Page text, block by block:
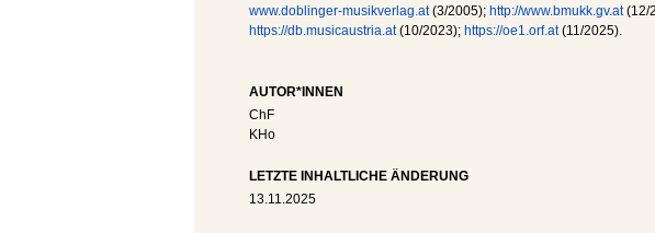
www.doblinger-musikverlag.at(3/2005); http://www.bmukk.gv.at(12/
https://db.musicaustria.at(10/2023); https://oe1.orf.at(11/2025).
AUTOR*INNEN
ChF
KHo
LETZTE INHALTLICHE ÄNDERUNG
13.11.2025